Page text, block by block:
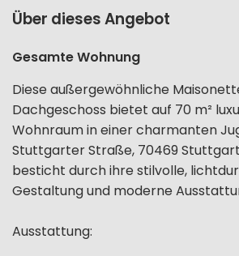
Über dieses Angebot
Gesamte Wohnung
Diese außergewöhnliche
Dachgeschoss bietet auf 70 m²
Wohnraum in einer charmanten
Stuttgarter Straße, 70469
besticht durch ihre stilvolle,
Gestaltung und moderne
Ausstattung: